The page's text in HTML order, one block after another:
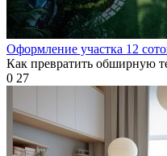
Оформление участка 12
Как превратить обширную
0 27